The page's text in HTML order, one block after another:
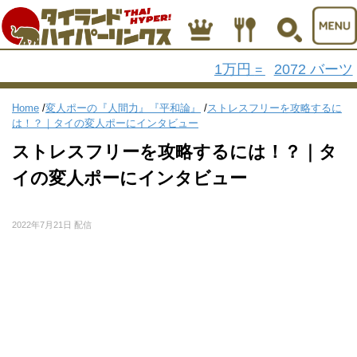
1万円 = 2072 バーツ
Home /変人ポーの『人間力』『平和論』 /ストレスフリーを攻略するに
は！？｜タイの変人ポーにインタビュー
ストレスフリーを攻略するには！？｜タ
イの変人ポーにインタビュー
2022年7月21日 配信